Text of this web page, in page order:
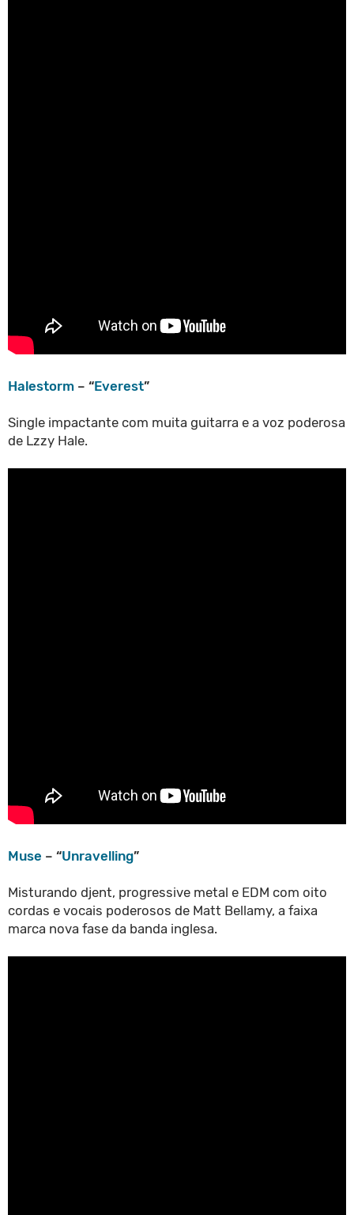
Halestorm – “Everest”
Single impactante com muita guitarra e a voz poderosa
de Lzzy Hale.
Muse – “Unravelling”
Misturando djent, progressive metal e EDM com oito
cordas e vocais poderosos de Matt Bellamy, a faixa
marca nova fase da banda inglesa.